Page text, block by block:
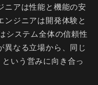
ニアは性能と機能の安
ンジニアは開発体験と
システム全体の信頼性
異なる立場から、同じ
いう営みに向き合っ